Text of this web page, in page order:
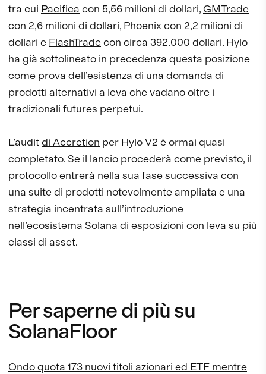
tra cui Pacifica con 5,56 milioni di dollari, GMTrade
con 2,6 milioni di dollari, Phoenixcon 2,2 milioni di
dollari e FlashTradecon circa 392.000 dollari. Hylo
ha già sottolineato in precedenza questa posizione
come prova dell’esistenza di una domanda di
prodotti alternativi a leva che vadano oltre i
tradizionali futures perpetui.
L’auditdi Accretion per Hylo V2 è ormai quasi
completato. Se il lancio procederà come previsto, il
protocollo entrerà nella sua fase successiva con
una suite di prodotti notevolmente ampliata e una
strategia incentrata sull’introduzione
nell’ecosistema Solana di esposizioni con leva su più
classi di asset.
Per saperne di più su
SolanaFloor
Ondo quota 173 nuovi titoli azionari ed ETF mentre